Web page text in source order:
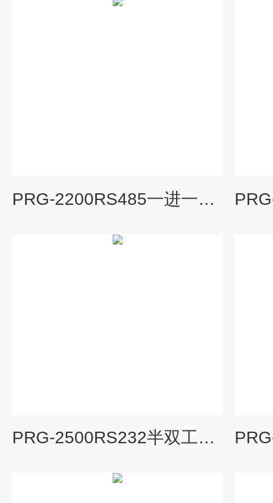
PRG-2200RS485一进一出隔离式安全栅数字通讯输入
PRG-2500RS232半双工输入转RS485隔离式安全栅